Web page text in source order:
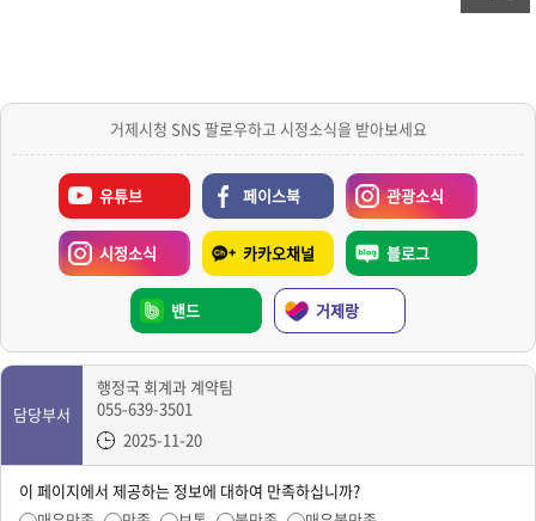
거제시청 SNS 팔로우하고 시정소식을 받아보세요
유튜브 페이스북 관광소식
시정소식 카카오채널 블로그
밴드 거제랑
담당부서
행정국 회계과 계약팀
055-639-3501
2025-11-20
이 페이지에서 제공하는 정보에 대하여 만족하십니까?